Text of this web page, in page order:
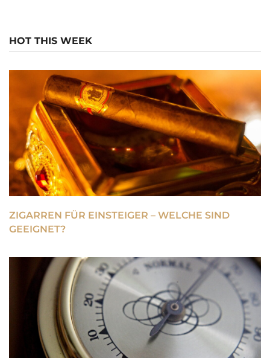
HOT THIS WEEK
ZIGARREN FÜR EINSTEIGER – WELCHE SIND
GEEIGNET?